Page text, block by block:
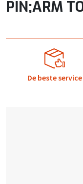
PIN;ARM
De beste service